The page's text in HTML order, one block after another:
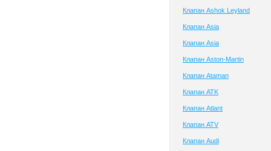
Клапан Ashok Leyland
Клапан Asia
Клапан Asia
Клапан Aston-Martin
Клапан Ataman
Клапан ATK
Клапан Atlant
Клапан ATV
Клапан Audi